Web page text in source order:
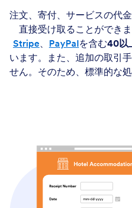
注文、寄付、サービスの代
直接受け取ることができ
Stripe
PayPalを含む40以
います。また、追加の取引
せん。そのため、標準的な